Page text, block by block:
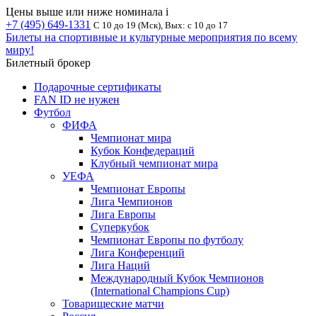
Цены выше или ниже номинала i
+7 (495) 649-1331 С 10 до 19 (Мск), Вых: с 10 до 17
Билеты на спортивные и культурные мероприятия по всему
миру!
Билетный брокер
Подарочные сертификаты
FAN ID не нужен
Футбол
ФИФА
Чемпионат мира
Кубок Конфедераций
Клубный чемпионат мира
УЕФА
Чемпионат Европы
Лига Чемпионов
Лига Европы
Суперкубок
Чемпионат Европы по футболу
Лига Конференций
Лига Наций
Международный Кубок Чемпионов
(International Champions Cup)
Товарищеские матчи